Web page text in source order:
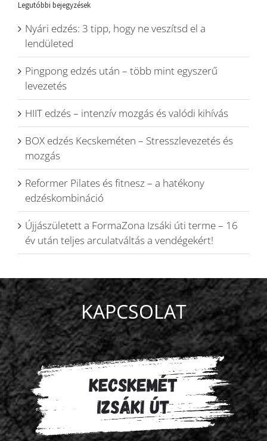
Legutóbbi bejegyzések
Nyári edzés: 3 tipp, hogy ne veszítsd el a
lendületed
Pingpong edzés után – több mint egyszerű
levezetés
HIIT edzés – intenzív mozgás és valódi kihívás
BOX edzés Kecskeméten – Stresszlevezetés és
mozgás
Reformer Pilates és fitnesz – a hatékony
edzéskombináció
Újjászületett a FormaZona Izsáki úti terme – 16
év után teljes arculatváltás a vendégekért!
KAPCSOLAT